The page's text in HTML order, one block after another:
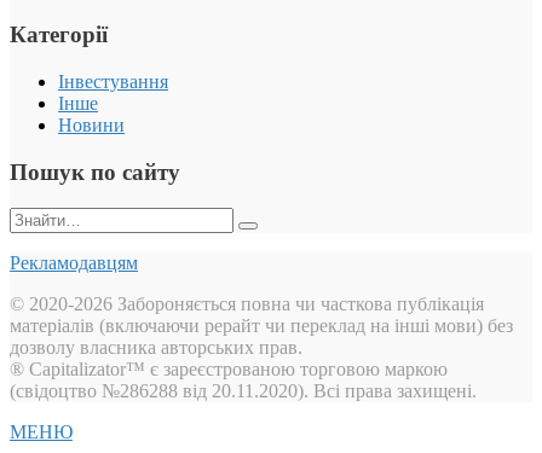
Категорії
Інвестування
Інше
Новини
Пошук по сайту
Пошук:
Рекламодавцям
© 2020-2026 Забороняється повна чи часткова публікація
матеріалів (включаючи рерайт чи переклад на інші мови) без
дозволу власника авторських прав.
® Capitalizator™ є зареєстрованою торговою маркою
(свідоцтво №286288 від 20.11.2020). Всі права захищені.
МЕНЮ